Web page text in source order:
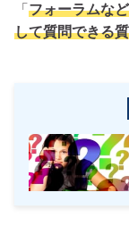
「 フォーラムな
して質問できる